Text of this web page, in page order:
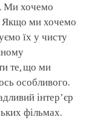
Ми хочемо
Якщо ми хочемо
їх у чисту
те, що ми
особливого.
інтерʼєр
фільмах.